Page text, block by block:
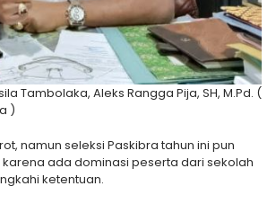
Tambolaka, Aleks Rangga Pija, SH, M.Pd. (
)
namun seleksi Paskibra tahun ini pun
ada dominasi peserta dari sekolah
ketentuan.